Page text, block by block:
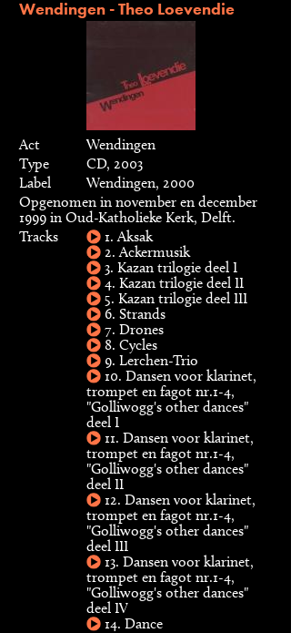
Wendingen - Theo Loevendie
Act
Wendingen
Type
CD, 2003
Label
Wendingen, 2000
Opgenomen in november en december
1999 in Oud-Katholieke Kerk, Delft.
Tracks
1. Aksak
2. Ackermusik
3. Kazan trilogie deel I
4. Kazan trilogie deel II
5. Kazan trilogie deel III
6. Strands
7. Drones
8. Cycles
9. Lerchen-Trio
10. Dansen voor klarinet,
trompet en fagot nr.1-4,
"Golliwogg's other dances"
deel I
11. Dansen voor klarinet,
trompet en fagot nr.1-4,
"Golliwogg's other dances"
deel II
12. Dansen voor klarinet,
trompet en fagot nr.1-4,
"Golliwogg's other dances"
deel III
13. Dansen voor klarinet,
trompet en fagot nr.1-4,
"Golliwogg's other dances"
deel IV
14. Dance